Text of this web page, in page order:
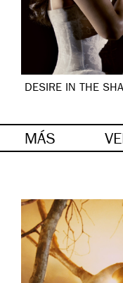
DESIRE IN THE
MÁS